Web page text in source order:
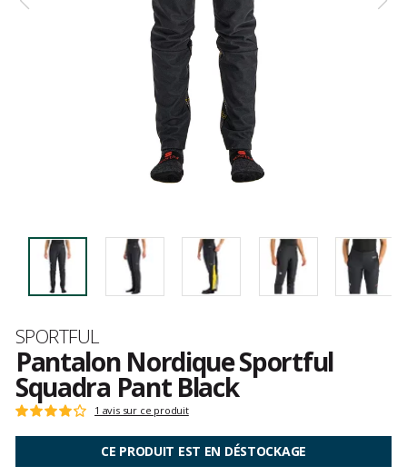
Marque
SPORTFUL
Pantalon Nordique Sportful
Squadra Pant Black
Les
Note
:
sur
1 avis sur ce produit
CE PRODUIT EST EN DÉSTOCKAGE